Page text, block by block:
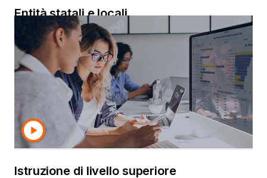
Entità statali e locali
I responsabili delle decisioni si affidano a
Strategy per migliorare i programmi e dare
impulso a iniziative basate sui dati. I funzionari
possono servire meglio il pubblico utilizzando
una piattaforma aziendale di analytics che
garantisce controlli di sicurezza e privacy
rigorosi per proteggere le informazioni sensibili.
Istruzione di livello superiore